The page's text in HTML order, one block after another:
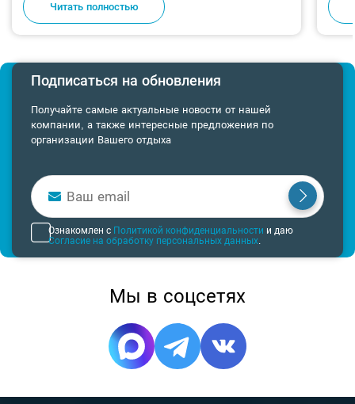
Читать полностью
Подписаться на обновления
Получайте самые актуальные новости от нашей
компании, а также интересные предложения по
организации Вашего отдыха
Ознакомлен с Политикой конфиденциальности и даю
Согласие на обработку персональных данных.
Мы в соцсетях